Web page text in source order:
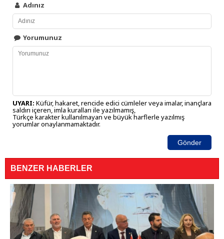
Adınız
Yorumunuz
UYARI: Küfür, hakaret, rencide edici cümleler veya imalar, inançlara
saldırı içeren, imla kuralları ile yazılmamış,
Türkçe karakter kullanılmayan ve büyük harflerle yazılmış
yorumlar onaylanmamaktadır.
Gönder
BENZER HABERLER